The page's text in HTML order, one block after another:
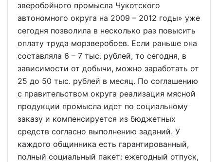
зверобойного промысла Чукотского
автономного округа на 2009 – 2012 годы» уже
сегодня позволила в несколько раз повысить
оплату труда морзверобоев. Если раньше она
составляла 6 – 7 тыс. рублей, то сегодня, в
зависимости от добычи, можно заработать от
25 до 50 тыс. рублей в месяц. По соглашению
с правительством округа реализация мясной
продукции промысла идет по социальному
заказу и компенсируется из бюджетных
средств согласно выполнению заданий. У
каждого общинника есть гарантированный,
полный социальный пакет: ежегодный отпуск,